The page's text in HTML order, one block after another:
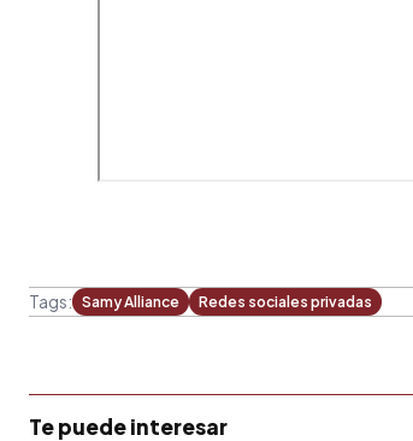
Tags: Samy Alliance Redes sociales privadas
Te puede interesar